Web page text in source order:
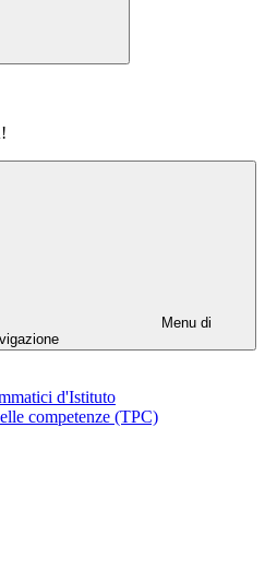
Menu di
d'Istituto
competenze (TPC)